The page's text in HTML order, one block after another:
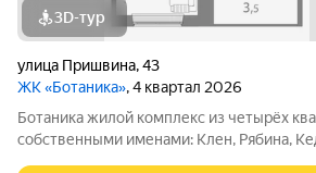
3D-тур
улица Пришвина,43
ЖК «Ботаника», 4 квартал 2026
Ботаника жилой комплекс из четырёх кварталов с
собственными именами: Клен, Рябина,